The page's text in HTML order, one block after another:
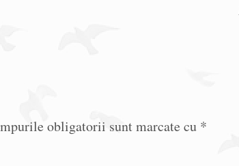
obligatorii sunt marcate cu *